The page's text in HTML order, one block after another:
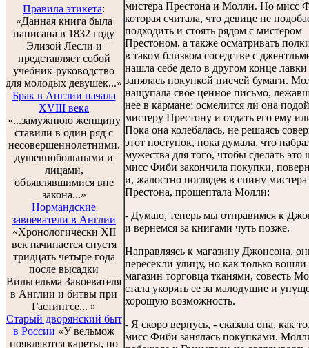
Правила этикета:
«Данная книга была
написана в 1832 году
Элизой Лесли и
представляет собой
учебник-руководство
для молодых девушек...»
Брак в Англии начала
XVIII века
«...замужнюю женщину
ставили в один ряд с
несовершеннолетними,
душевнобольными и
лицами,
объявлявшимися вне
закона...»
Нормандские
завоеватели в Англии
«Хронологически XII
век начинается спустя
тридцать четыре года
после высадки
Вильгельма Завоевателя
в Англии и битвы при
Гастингсе... »
Старый дворянский быт
в России «У вельмож
появляются кареты, по
мистера Престона и Молли. Но мисс
которая считала, что девице не
подходить и стоять рядом с мистером
Престоном, а также осматривать
в таком близком соседстве с
нашла себе дело в другом конце
занялась покупкой писчей бумаги.
нащупала свое ценное письмо,
нее в кармане; осмелится ли она
мистеру Престону и отдать его ему
Пока она колебалась, не решаясь
этот поступок, пока думала, что
мужества для того, чтобы сделать это
мисс Фиби закончила покупки,
и, жалостно поглядев в спину мистера
Престона, прошептала Молли:
- Думаю, теперь мы отправимся к
и вернемся за книгами чуть позже.
Направляясь к магазину Джонсона,
пересекли улицу, но как только вошли
магазин торговца тканями, совесть
стала укорять ее за малодушие и
хорошую возможность.
- Я скоро вернусь, - сказала она, как
мисс Фиби занялась покупками.